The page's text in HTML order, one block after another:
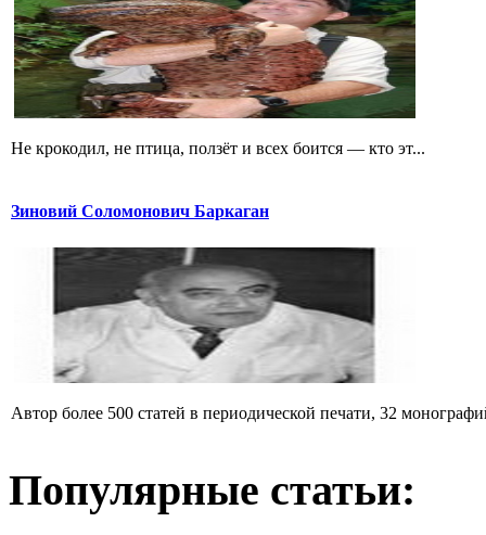
Не крокодил, не птица, ползёт и всех боится — кто эт...
Зиновий Соломонович Баркаган
Автор более 500 статей в периодической печати, 32
Популярные статьи: